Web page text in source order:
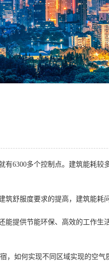
6300多个控制点。建筑能耗较
筑舒服度要求的提高，建筑能耗
能提供节能环保、高效的工作生
，如何实现不同区域实现的空气